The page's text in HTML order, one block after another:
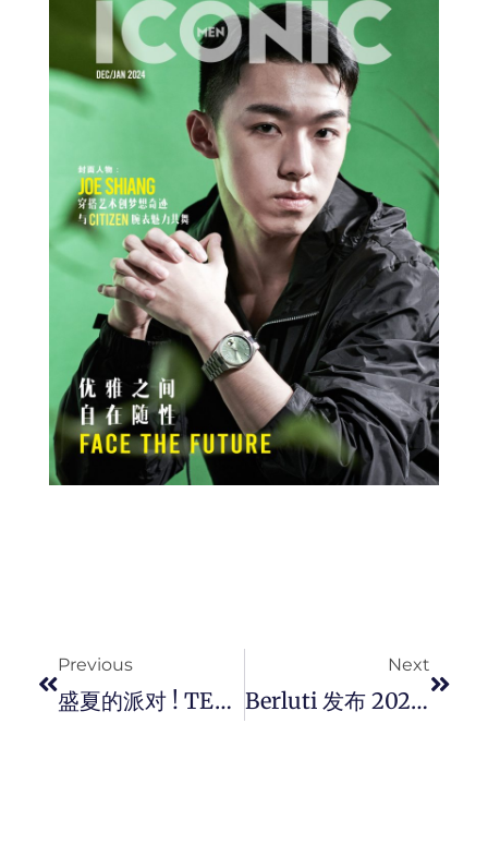
Previous
盛夏的派对 ! TEAM WANG Design 推出全新 SPARKLES 「 MUDANCE 」 夏日系列。
Next
Berluti 发布 2022 秋冬系列，现代经典与匠心的摩登风尚 ！